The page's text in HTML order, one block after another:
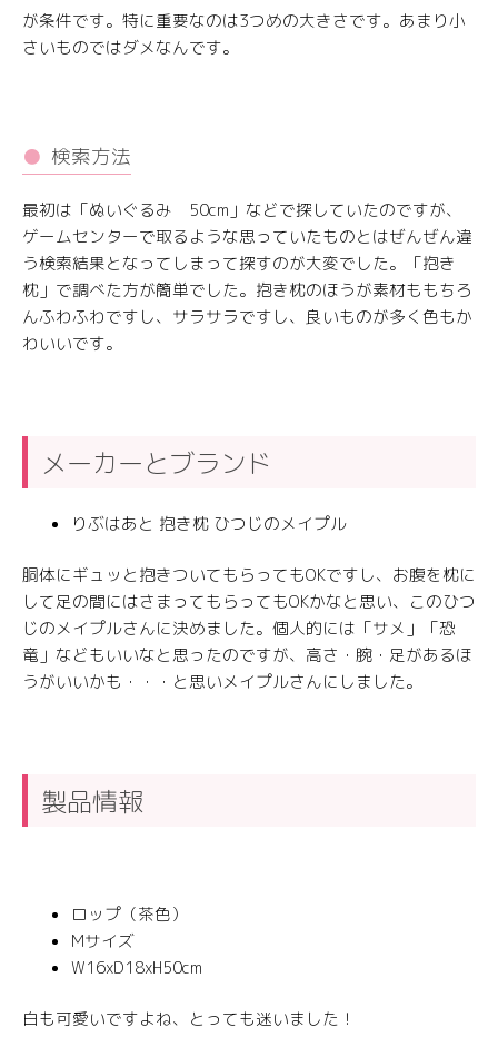
が条件です。特に重要なのは3つめの大きさです。あまり小
さいものではダメなんです。
検索方法
最初は「ぬいぐるみ 50cm」などで探していたのですが、
ゲームセンターで取るような思っていたものとはぜんぜん違
う検索結果となってしまって探すのが大変でした。「抱き
枕」で調べた方が簡単でした。抱き枕のほうが素材ももちろ
んふわふわですし、サラサラですし、良いものが多く色もか
わいいです。
メーカーとブランド
りぶはあと 抱き枕 ひつじのメイプル
胴体にギュッと抱きついてもらってもOKですし、お腹を枕に
して足の間にはさまってもらってもOKかなと思い、このひつ
じのメイプルさんに決めました。個人的には「サメ」「恐
竜」などもいいなと思ったのですが、高さ・腕・足があるほ
うがいいかも・・・と思いメイプルさんにしました。
製品情報
ロップ（茶色）
Mサイズ
W16xD18xH50cm
白も可愛いですよね、とっても迷いました！